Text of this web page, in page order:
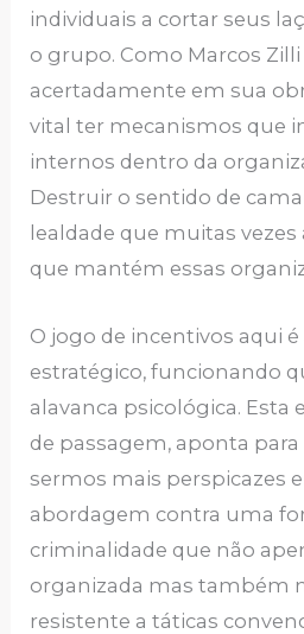
individuais a cortar seus
o grupo. Como Marcos
acertadamente em sua
vital ter mecanismos que
internos dentro da
Destruir o sentido de
lealdade que muitas
que mantém essas
O jogo de incentivos aqui
estratégico, funcionando
alavanca psicológica. Esta
de passagem, aponta para
sermos mais perspicazes
abordagem contra uma
criminalidade que não
organizada mas também
resistente a táticas